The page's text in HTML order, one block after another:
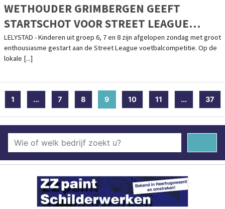
WETHOUDER GRIMBERGEN GEEFT
STARTSCHOT VOOR STREET LEAGUE
VOETBALCOMPETITIE
LELYSTAD - Kinderen uit groep 6, 7 en 8 zijn afgelopen zondag met groot
enthousiasme gestart aan de Street League voetbalcompetitie. Op de
lokale [...]
1 ... 7 8 9 (current)
10 11 ... 37